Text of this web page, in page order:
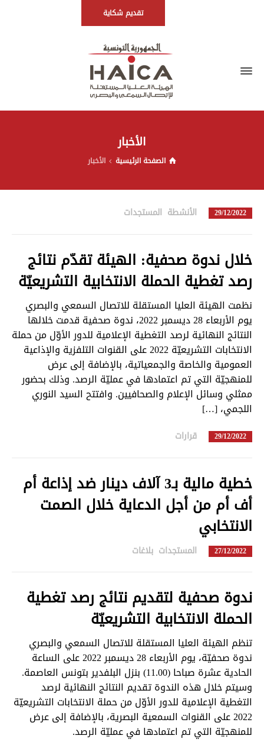
تقديم شكاية
الأخبار
الصفحة الرئيسية الأخبار
29/12/2022 الأنشطة المستجدات
خلال ندوة صحفية: الهيئة تقدّم نتائج
رصد تغطية الحملة الانتخابية التشريعيّة
نظمت الهيئة العليا المستقلة للاتصال السمعي والبصري
يوم الأربعاء 28 ديسمبر 2022، ندوة صحفية قدمت خلالها
النتائج النهائية لرصد التغطية الإعلامية للدور الأوّل من حملة
الانتخابات التشريعيّة 2022 على القنوات التلفزية والإذاعية
العمومية والخاصة والجمعياتية، بالإضافة إلى عرض
للمنهجيّة التي تم اعتمادها في عمليّة الرصد. وذلك بحضور
ممثلي وسائل الإعلام والصحافيين. وافتتح السيد النوري
اللجمي، […]
29/12/2022 قرارات
خطية مالية بـ3 آلاف دينار ضد إذاعة أم
أف أم من أجل الدعاية خلال الصمت
الانتخابي
27/12/2022 المستجدات بلاغات
ندوة صحفية لتقديم نتائج رصد تغطية
الحملة الانتخابية التشريعيّة
تنظم الهيئة العليا المستقلة للاتصال السمعي والبصري
ندوة صحفيّة، يوم الأربعاء 28 ديسمبر 2022 على الساعة
الحادية عشرة صباحا (11.00) بنزل البلفدير بتونس العاصمة.
وسيتم خلال هذه الندوة تقديم النتائج النهائية لرصد
التغطية الإعلامية للدور الأوّل من حملة الانتخابات التشريعيّة
2022 على القنوات السمعية البصرية، بالإضافة إلى عرض
للمنهجيّة التي تم اعتمادها في عمليّة الرصد.